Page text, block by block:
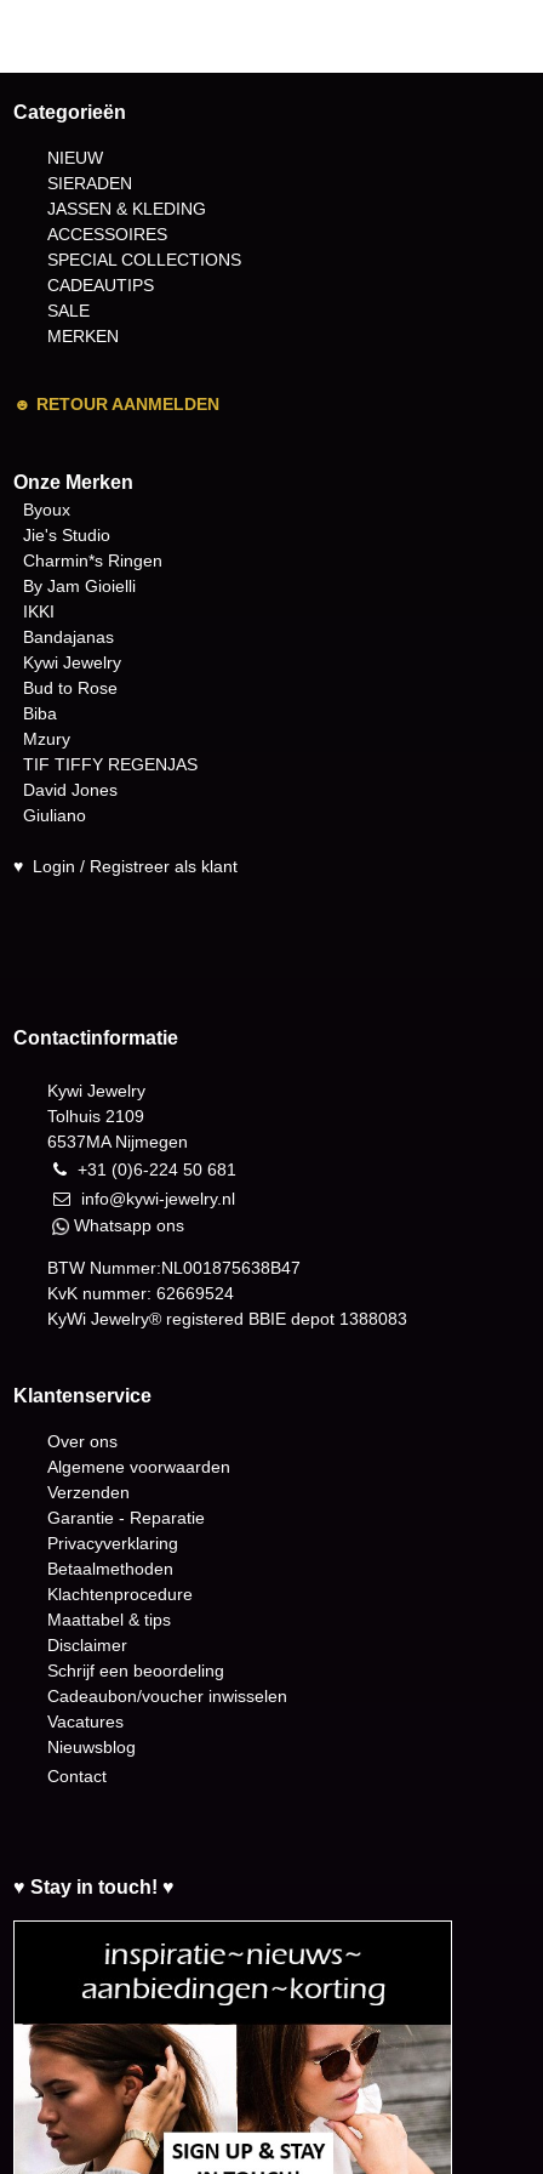
Categorieën
NIEUW
SIERADEN
JASSEN & KLEDING
ACCESSOIRES
SPECIAL COLLECTIONS
CADEAUTIPS
SALE
MERKEN
☻ RETOUR AANMELDEN
Onze Merken
Byoux
Jie's Studio
Charmin*s Ringen
By Jam Gioielli
IKKI
Bandajanas
Kywi Jewelry
Bud to Rose
Biba
Mzury
TIF TIFFY REGENJAS
David Jones
Giuliano
♥ Login / Registreer als klant
Contactinformatie
Kywi Jewelry
Tolhuis 2109
6537MA Nijmegen
+31 (0)6-224 50 681
info@kywi-jewelry.nl
Whatsapp ons
BTW Nummer:NL001875638B47
KvK nummer: 62669524
KyWi Jewelry® registered BBIE depot 1388083
Klantenservice
Over ons
Algemene voorwaarden
Verzenden
Garantie - Reparatie
Privacyverklaring
Betaalmethoden
Klachtenprocedure
Maattabel & tips
Disclaimer
Schrijf een beoordeling
Cadeaubon/voucher inwisselen
Vacatures
Nieuwsblog
Contact
♥ Stay in touch! ♥